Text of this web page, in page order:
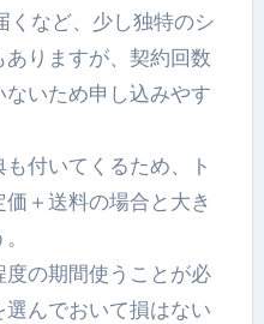
くなど、少し独特のシ
りますが、契約回数
いため申し込みやす
付いてくるため、ト
＋送料の場合と大き
の期間使うことが必
んでおいて損はない